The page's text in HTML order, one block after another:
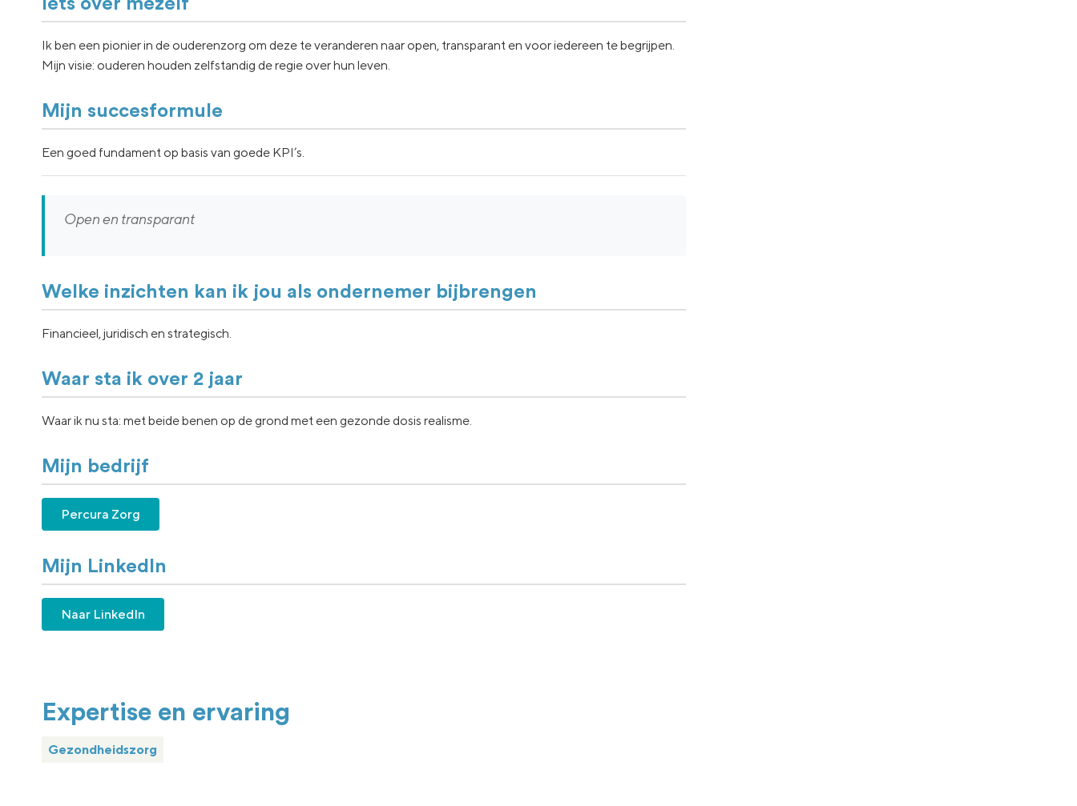
Iets over mezelf
Ik ben een pionier in de ouderenzorg om deze te veranderen naar open, transparant en voor iedereen te begrijpen.
Mijn visie: ouderen houden zelfstandig de regie over hun leven.
Mijn succesformule
Een goed fundament op basis van goede KPI’s.
Open en transparant
Welke inzichten kan ik jou als ondernemer bijbrengen
Financieel, juridisch en strategisch.
Waar sta ik over 2 jaar
Waar ik nu sta: met beide benen op de grond met een gezonde dosis realisme.
Mijn bedrijf
Percura Zorg
Mijn LinkedIn
Naar LinkedIn
Expertise en ervaring
Gezondheidszorg